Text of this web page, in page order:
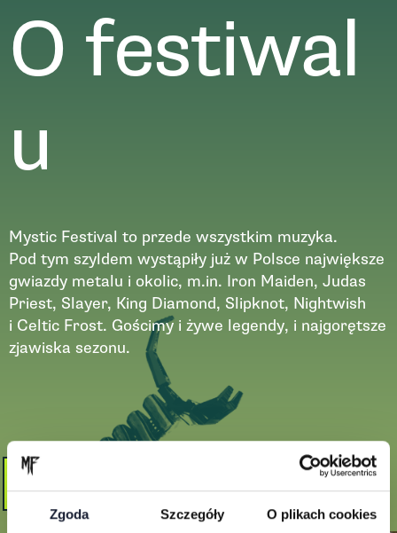
Zgoda Szczegóły O plikach cookies
O festiwal
u
Mystic Festival to przede wszystkim muzyka.
Pod tym szyldem wystąpiły już w Polsce największe
gwiazdy metalu i okolic, m.in. Iron Maiden, Judas
Priest, Slayer, King Diamond, Slipknot, Nightwish
i Celtic Frost. Gościmy i żywe legendy, i najgorętsze
zjawiska sezonu.